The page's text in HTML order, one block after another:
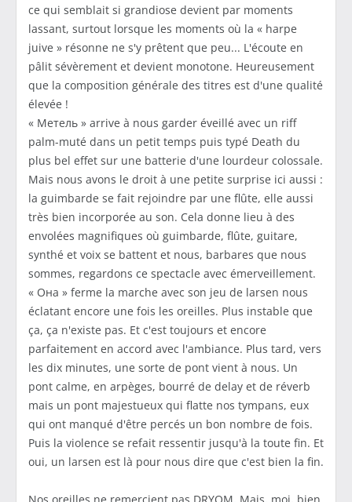
ce qui semblait si grandiose devient par moments
lassant, surtout lorsque les moments où la « harpe
juive » résonne ne s'y prêtent que peu... L'écoute en
pâlit sévèrement et devient monotone. Heureusement
que la composition générale des titres est d'une qualité
élevée !
« Метель » arrive à nous garder éveillé avec un riff
palm-muté dans un petit temps puis typé Death du
plus bel effet sur une batterie d'une lourdeur colossale.
Mais nous avons le droit à une petite surprise ici aussi :
la guimbarde se fait rejoindre par une flûte, elle aussi
très bien incorporée au son. Cela donne lieu à des
envolées magnifiques où guimbarde, flûte, guitare,
synthé et voix se battent et nous, barbares que nous
sommes, regardons ce spectacle avec émerveillement.
« Она » ferme la marche avec son jeu de larsen nous
éclatant encore une fois les oreilles. Plus instable que
ça, ça n'existe pas. Et c'est toujours et encore
parfaitement en accord avec l'ambiance. Plus tard, vers
les dix minutes, une sorte de pont vient à nous. Un
pont calme, en arpèges, bourré de delay et de réverb
mais un pont majestueux qui flatte nos tympans, eux
qui ont manqué d'être percés un bon nombre de fois.
Puis la violence se refait ressentir jusqu'à la toute fin. Et
oui, un larsen est là pour nous dire que c'est bien la fin.